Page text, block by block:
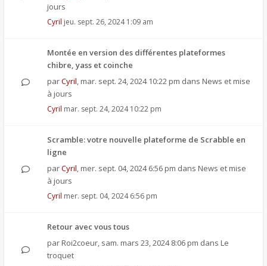
jours
Cyril jeu. sept. 26, 2024 1:09 am
Montée en version des différentes plateformes
chibre, yass et coinche
parCyril, mar. sept. 24, 2024 10:22 pm dans News et mise
à jours
Cyril mar. sept. 24, 2024 10:22 pm
Scramble: votre nouvelle plateforme de Scrabble en
ligne
parCyril, mer. sept. 04, 2024 6:56 pm dans News et mise
à jours
Cyril mer. sept. 04, 2024 6:56 pm
Retour avec vous tous
par Roi2coeur, sam. mars 23, 2024 8:06 pm dans Le
troquet